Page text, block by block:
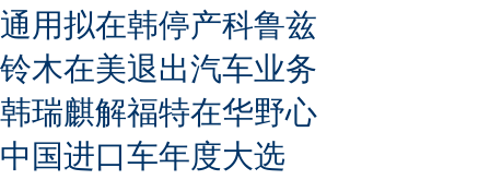
通用拟在韩停产科鲁兹
铃木在美退出汽车业务
韩瑞麒解福特在华野心
中国进口车年度大选